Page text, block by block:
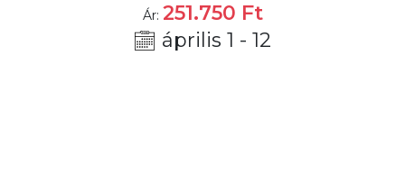
Ár: 251.750 Ft
április 1 - 12